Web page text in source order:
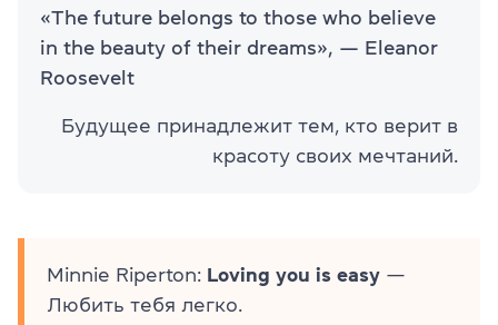
«The future belongs to those who believe
in the beauty of their dreams», — Eleanor
Roosevelt
Будущее принадлежит тем, кто верит в
красоту своих мечтаний.
Minnie Riperton: Loving you is easy —
Любить тебя легко.